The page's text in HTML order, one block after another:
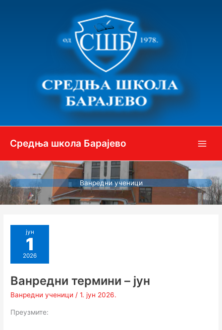
Средња школа Барајево
Ванредни ученици
јун
1
2026
Ванредни термини – јун
Ванредни ученици /1. јун 2026.
Преузмите: